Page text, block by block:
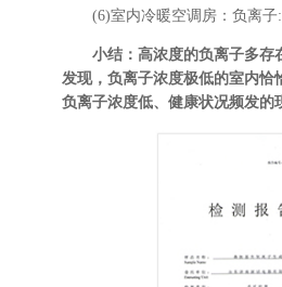
(6)室内冷暖空调房：负离
小结：高浓度的负离子多存
发现，负离子浓度极低的室内恰
负离子浓度低、健康状况频发的